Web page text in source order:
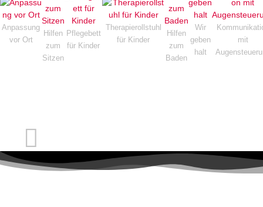
Anpassung
vor Ort
Hilfen
zum
Sitzen
Pflegebett
für Kinder
Therapierollstuhl
für Kinder
Hilfen
zum
Baden
Wir
geben
halt
mit